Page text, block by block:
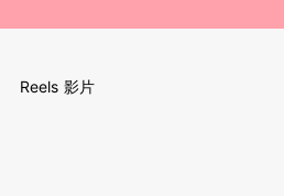
Reels 影片